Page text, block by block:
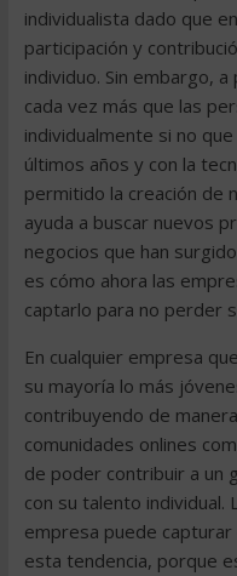
individualista dado que
participación y
individuo. Sin embargo,
cada vez más que las
individualmente si no
últimos años y con la
permitido la creación de
ayuda a buscar nuevos
negocios que han
es cómo ahora las
captarlo para no perder
En cualquier empresa
su mayoría lo más
contribuyendo de
comunidades onlines
de poder contribuir a un
con su talento individual.
empresa puede
esta tendencia, porque